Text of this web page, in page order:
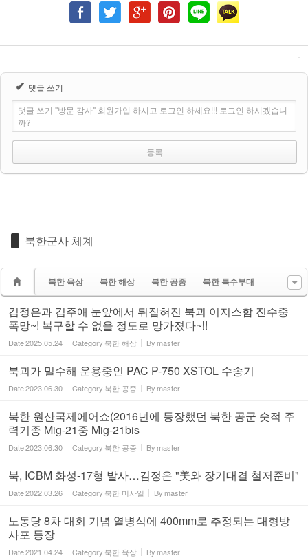
✔ 댓글 쓰기
댓글 쓰기 "방문 감사" 회원가입 하시고 로그인 하세요!!! 로그인 하시겠습니
까?
북한군사 체계
북한 육상 북한 해상 북한 공중 북한 특수부대
김정은과 김주애 눈앞에서 뒤집혀진 북괴 이지스함 진수중
폭망~! 복구할 수 없을 정도로 망가졌다~!!
Date2025.05.24 Category 북한 해상 Bymaster
북괴가 밀수해 운용중인 PAC P-750 XSTOL 수송기
Date2023.06.30 Category 북한 공중 Bymaster
북한 원산국제에어쇼(2016년에 등장했던 북한 공군 숫적 주
력기종 Mig-21중 Mig-21bis
Date2023.06.30 Category 북한 공중 Bymaster
북, ICBM 화성-17형 발사…김정은 "美와 장기대결 철저준비"
Date2022.03.26 Category 북한 미사일 Bymaster
노동당 8차 대회 기념 열병식에 400mm로 추정되는 대형방
사포 등장
Date2021.04.24 Category 북한 육상 Bymaster